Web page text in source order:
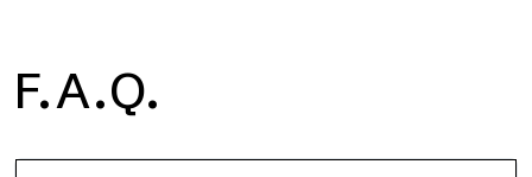
H2O es el papel pintado de baño de fibra de vidrio
impermeable, ideal para cabinas de ducha y ambientes
F.A.Q.